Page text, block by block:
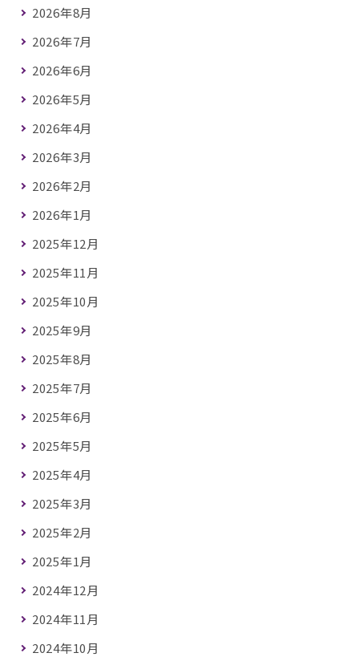
2026年8月
2026年7月
2026年6月
2026年5月
2026年4月
2026年3月
2026年2月
2026年1月
2025年12月
2025年11月
2025年10月
2025年9月
2025年8月
2025年7月
2025年6月
2025年5月
2025年4月
2025年3月
2025年2月
2025年1月
2024年12月
2024年11月
2024年10月